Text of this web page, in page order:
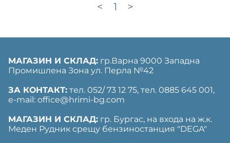
< 1 >
МАГАЗИН И СКЛАД: гр.Варна 9000 Западна
Промишлена Зона ул. Перла №42
ЗА КОНТАКТ: тел. 052/ 73 12 75, тел. ‎0885 645 001,
е-mail: office@hrimi-bg.com
МАГАЗИН И СКЛАД: гр. Бургас, на входа на ж.к.
Меден Рудник срещу бензиностанция "DEGA"